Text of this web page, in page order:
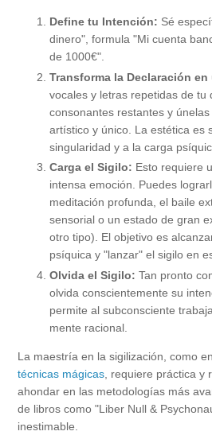
Define tu Intención: Sé
dinero", formula "Mi cuenta
de 1000€".
Transforma la Declaración
vocales y letras repetidas de tu
consonantes restantes y
artístico y único. La estética es
singularidad y a la carga
Carga el Sigilo: Esto requiere
intensa emoción. Puedes
meditación profunda, el baile
sensorial o un estado de gran
otro tipo). El objetivo es
psíquica y "lanzar" el sigilo en
Olvida el Sigilo: Tan pronto
olvida conscientemente su
permite al subconsciente
mente racional.
La maestría en la sigilización, como
técnicas mágicas , requiere práctica y
ahondar en las metodologías más
de libros como "Liber Null &
inestimable.